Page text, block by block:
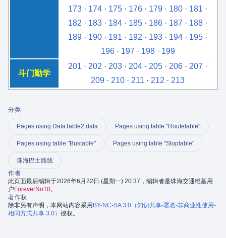
173 · 174 · 175 · 176 · 179 · 180 · 181 ·
182 · 183 · 184 · 185 · 186 · 187 · 188 ·
189 · 190 · 191 · 192 · 193 · 194 · 195 ·
196· 197 · 198· 199
斗门勤学
201 · 202 · 203 · 204 · 205 · 206 · 207 ·
209 · 210 · 211 · 212 · 213
分类
Pages using DataTable2 data Pages using table "Routetable"
Pages using table "Bustable" Pages using table "Stoptable"
珠海巴士路线
作者
此页面最后编辑于2026年6月22日 (星期一) 20:37，编辑者是珠海交通维基用
户 ForeverNo10。
著作权
除非另有声明，本网站内容采用 BY-NC-SA 3.0（知识共享-署名-非商业性使用-
相同方式共享 3.0） 授权。